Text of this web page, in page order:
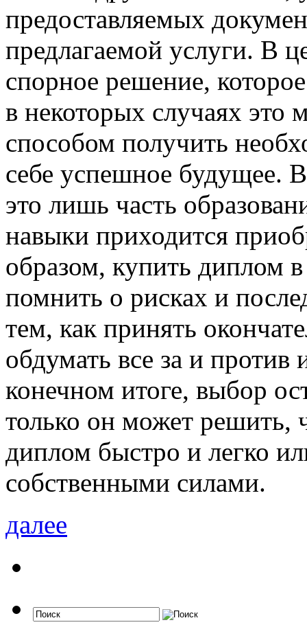
предоставляемых
предлагаемой услуги. В
спорное решение,
в некоторых случаях это
способом получить
себе успешное будущее.
это лишь часть
навыки приходится
образом, купить диплом
помнить о рисках и
тем, как принять
обдумать все за и
конечном итоге, выбор
только он может решить,
диплом быстро и легко
собственными силами.
далее